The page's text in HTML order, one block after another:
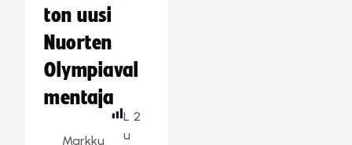
ton uusi
Nuorten
Olympiaval
mentaja
Markku
L
u
2